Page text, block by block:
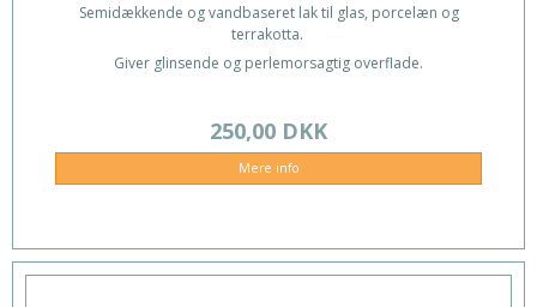
Semidækkende og vandbaseret lak til glas, porcelæn og
terrakotta.
Giver glinsende og perlemorsagtig overflade.
250,00 DKK
Mere info